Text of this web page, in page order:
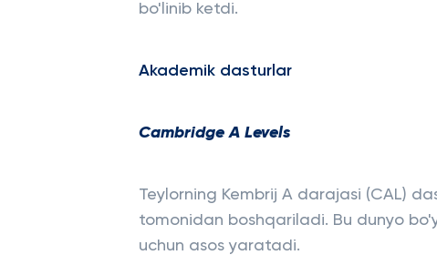
bo'linib ketdi.
Akademik dasturlar
Cambridge A Levels
Teylorning Kembrij A darajasi (CAL)
tomonidan boshqariladi. Bu dunyo
uchun asos yaratadi.